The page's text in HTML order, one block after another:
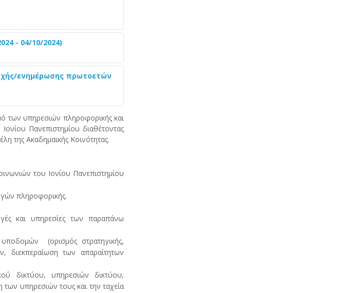
- 04/10/2024)
ενημέρωσης πρωτοετών
των υπηρεσιών πληροφορικής και
Πανεπιστημίου διαθέτοντας
της Ακαδημαϊκής Κοινότητας.
του Ιονίου Πανεπιστημίου
πληροφορικής.
και υπηρεσίες των παραπάνω
(ορισμός στρατηγικής,
των απαραίτητων
δικτύου, υπηρεσιών δικτύου,
υπηρεσιών τους και την ταχεία